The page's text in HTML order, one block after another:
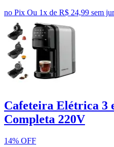
no Pix Ou 1x de R$ 24,99 sem
Cafeteira Elétrica 3
Completa 220V
14% OFF